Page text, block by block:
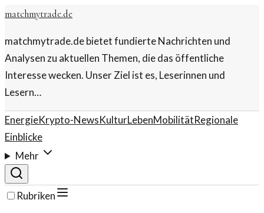
matchmytrade.de
matchmytrade.de bietet fundierte Nachrichten und
Analysen zu aktuellen Themen, die das öffentliche
Interesse wecken. Unser Ziel ist es, Leserinnen und
Lesern…
EnergieKrypto-NewsKulturLebenMobilitätRegionale
Einblicke
Mehr
Rubriken